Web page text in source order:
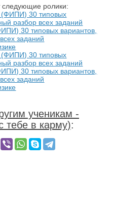
следующие ролики:
30 типовых вариантов,
заданий
30 типовых вариантов,
заданий
ученикам -
тебе в карму):